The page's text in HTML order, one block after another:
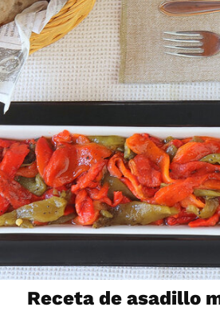
Receta de asadillo